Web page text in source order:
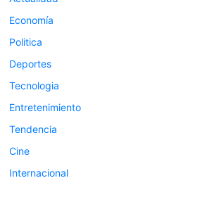
Economía
Politica
Deportes
Tecnologia
Entretenimiento
Tendencia
Cine
Internacional